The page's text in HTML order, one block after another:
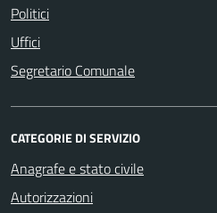
Politici
Uffici
Segretario Comunale
CATEGORIE DI SERVIZIO
Anagrafe e stato civile
Autorizzazioni